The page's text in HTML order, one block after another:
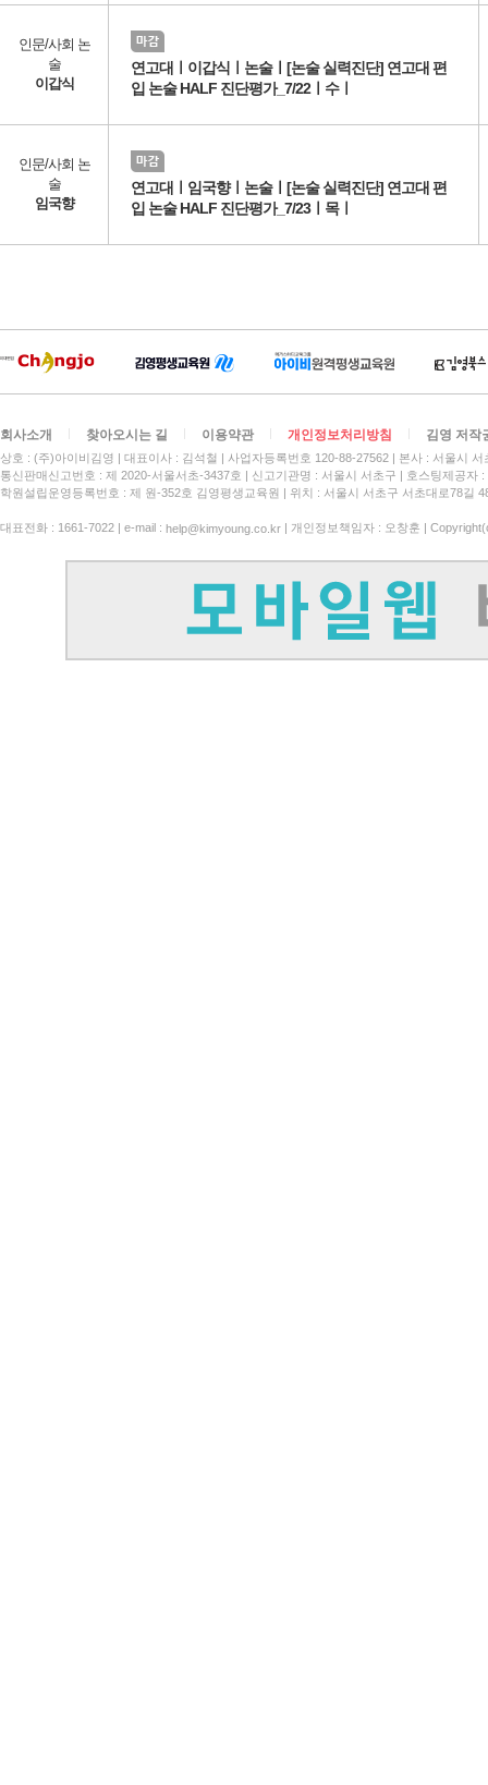
인문/사회 논
술
이갑식
연고대ㅣ이갑식ㅣ논술ㅣ[논술 실력진단] 연고대 편
입 논술 HALF 진단평가_7/22ㅣ수ㅣ
인문/사회 논
술
임국향
연고대ㅣ임국향ㅣ논술ㅣ[논술 실력진단] 연고대 편
입 논술 HALF 진단평가_7/23ㅣ목ㅣ
회사소개 찾아오시는 길 이용약관 개인정보처리방침 김영 저작
상호 : (주)아이비김영 대표이사 : 김석철 사업자등록번호 120-88-27562
본사 : 서울시
통신판매신고번호 : 제 2020-서울서초-3437호
신고기관명 : 서울시 서초구
호스팅제공자
학원설립운영등록번호 : 제 원-352호 김영평생교육원 | 위치 : 서울시 서초구 서초대로78길
대표전화 : 1661-7022 | e-mail : help@kimyoung.co.kr | 개인정보책임자 : 오창훈 |